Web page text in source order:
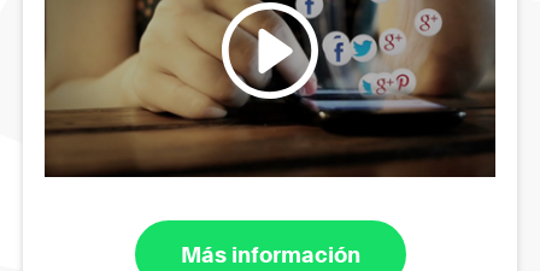
Más información